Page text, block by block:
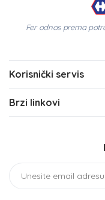
Fer odnos prema
Korisnički servis
Brzi linkovi